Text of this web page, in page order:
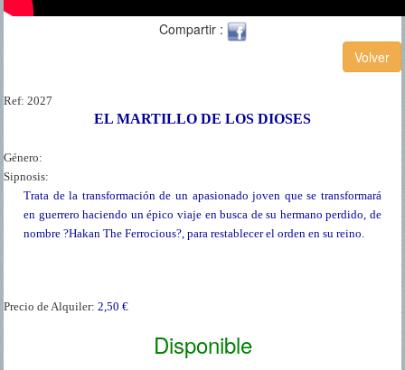
Compartir :
Ref:2027
EL MARTILLO DE LOS DIOSES
Género:
Sipnosis:
Trata de la transformación de un apasionado joven que se transformará
en guerrero haciendo un épico viaje en busca de su hermano perdido, de
nombre ?Hakan The Ferrocious?, para restablecer el orden en su reino.
Precio de Alquiler:2,50 €
Disponible